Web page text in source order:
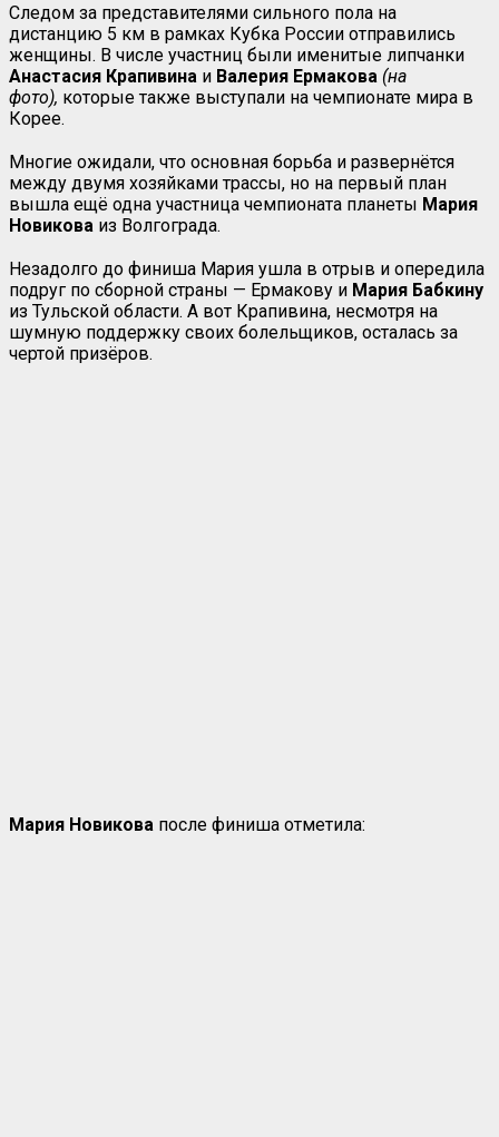
Следом за представителями сильного пола на
дистанцию 5 км в рамках Кубка России отправились
женщины. В числе участниц были именитые липчанки
Анастасия Крапивина и Валерия Ермакова (на
фото), которые также выступали на чемпионате мира в
Корее.
Многие ожидали, что основная борьба и развернётся
между двумя хозяйками трассы, но на первый план
вышла ещё одна участница чемпионата планеты Мария
Новикова из Волгограда.
Незадолго до финиша Мария ушла в отрыв и опередила
подруг по сборной страны — Ермакову и Мария Бабкину
из Тульской области. А вот Крапивина, несмотря на
шумную поддержку своих болельщиков, осталась за
чертой призёров.
Мария Новикова после финиша отметила: